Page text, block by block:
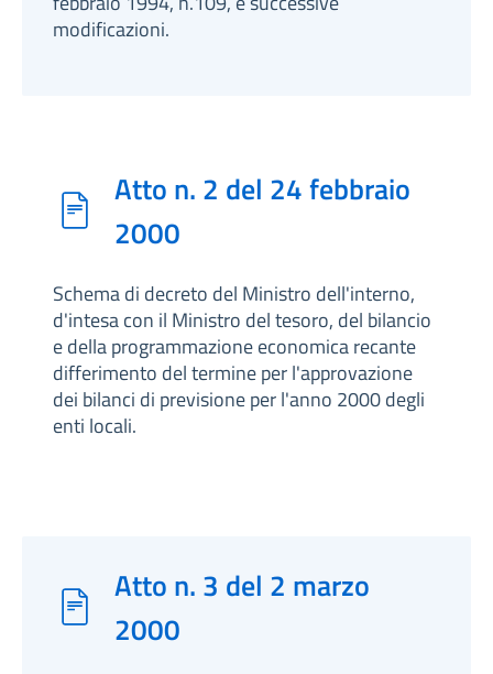
modificazioni.
Atto n. 2 del 24 febbraio
2000
Schema di decreto del Ministro dell'interno,
d'intesa con il Ministro del tesoro, del bilancio
e della programmazione economica recante
differimento del termine per l'approvazione
dei bilanci di previsione per l'anno 2000 degli
enti locali.
Atto n. 3 del 2 marzo
2000